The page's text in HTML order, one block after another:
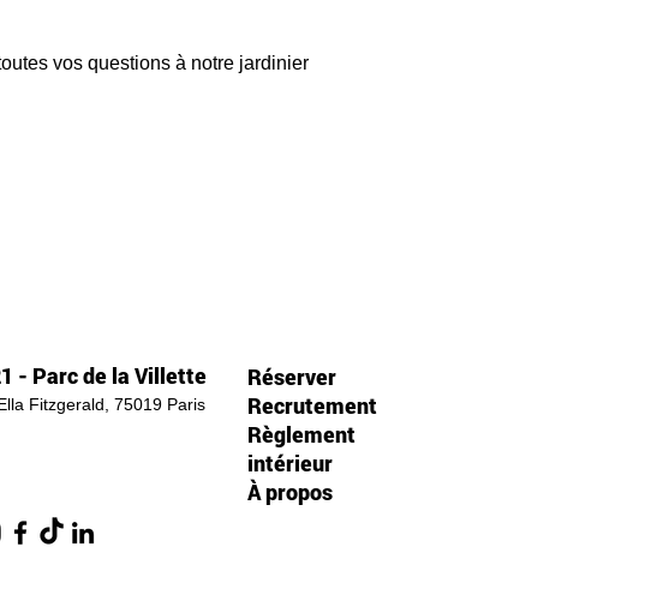
vos questions à notre jardinier
- Parc de la Villette
Fitzgerald, 75019 Paris
Réserver
Recrutement
Règlement
intérieur
À propos